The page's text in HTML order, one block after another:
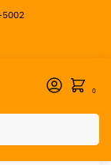
0
4GB DDR4 Rackeable